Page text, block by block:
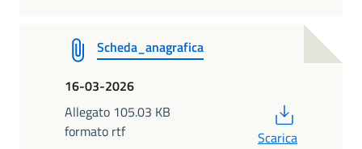
Scheda_anagrafica
16-03-2026
Allegato 105.03 KB
formato rtf
Scarica